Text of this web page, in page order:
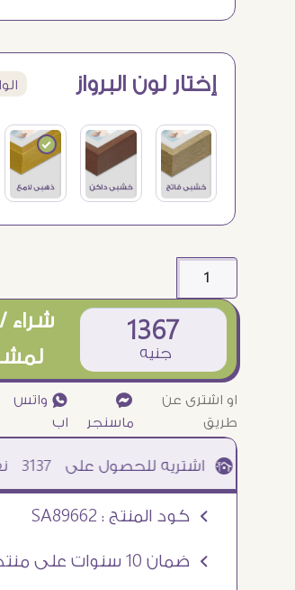
إختار لون البرواز
1367
جنيه
شراء
او اشترى عن
طريق
¥
ماسنجر
₧ واتس
اب
3137 نقطة(
Ö كود المنتج : SA89662
Ö ضمان 10 سنوات على منتجاتنا